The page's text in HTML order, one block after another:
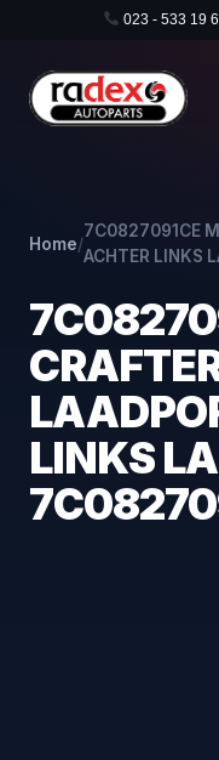
023 - 533 19
Home/
7C0827091CE
ACHTER LINKS
LINKS